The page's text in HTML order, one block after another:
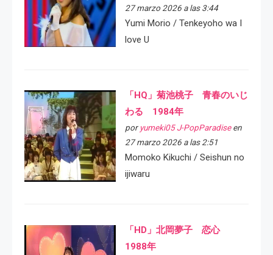
27 marzo 2026 a las 3:44
Yumi Morio / Tenkeyoho wa I
love U
「HQ」菊池桃子 青春のいじ
わる 1984年
por yumeki05 J-PopParadiseen
27 marzo 2026 a las 2:51
Momoko Kikuchi / Seishun no
ijiwaru
「HD」北岡夢子 恋心
1988年